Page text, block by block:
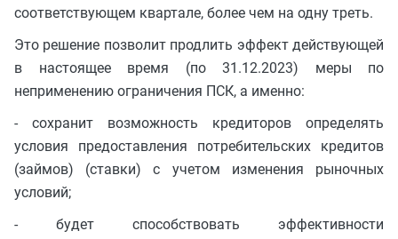
соответствующем квартале, более чем на одну треть.
Это решение позволит продлить эффект действующей
в настоящее время (по 31.12.2023) меры по
неприменению ограничения ПСК, а именно:
- сохранит возможность кредиторов определять
условия предоставления потребительских кредитов
(займов) (ставки) с учетом изменения рыночных
условий;
- будет способствовать эффективности